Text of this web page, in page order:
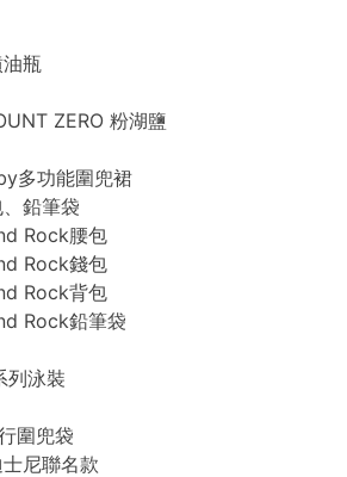
油瓶
ZERO 粉湖鹽
多功能圍兜裙
鉛筆袋
Rock腰包
Rock錢包
Rock背包
Rock鉛筆袋
列泳裝
圍兜袋
尼聯名款